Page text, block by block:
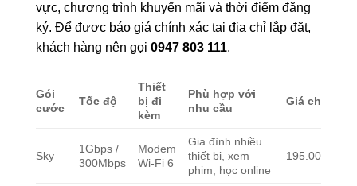
vực, chương trình khuyến mãi và thời điểm đăng
ký. Để được báo giá chính xác tại địa chỉ lắp đặt,
khách hàng nên gọi 0947 803 111.
Gói
cước
Tốc độ
Thiết
bị đi
kèm
Phù hợp với
nhu cầu
Giá chỉ từ
Sky
1Gbps /
300Mbps
Modem
Wi-Fi 6
Gia đình nhiều
thiết bị, xem
phim, học online
195.000đ/